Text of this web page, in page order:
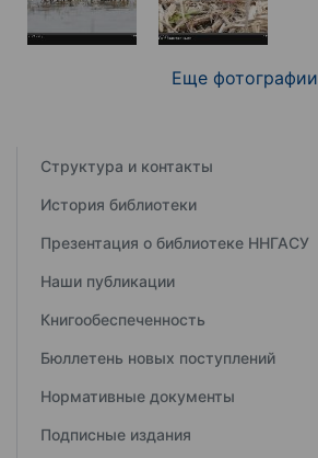
Еще фотографии
Структура и контакты
История библиотеки
Презентация о библиотеке ННГАСУ
Наши публикации
Книгообеспеченность
Бюллетень новых поступлений
Нормативные документы
Подписные издания